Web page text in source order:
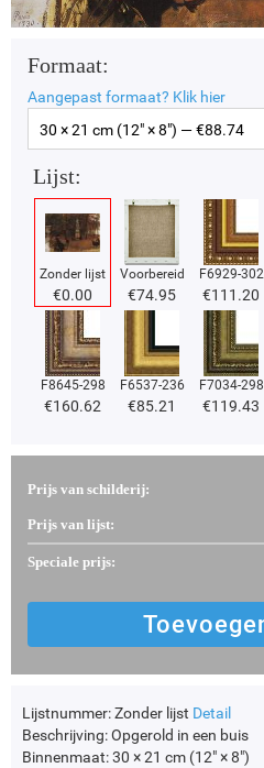
Formaat:
Aangepast formaat? Klik hier
30 × 21 cm (12" × 8") — €88.74
Lijst:
Zonder lijst
€0.00
Voorbereid
€74.95
F6929-302
€111.20
F8645-298
€160.62
F6537-236
€85.21
F7034-298
€119.43
Prijs van schilderij:
Prijs van lijst:
Speciale prijs:
Lijstnummer:Zonder lijst Detail
Beschrijving:Opgerold in een buis
Binnenmaat:30 × 21 cm (12" × 8")